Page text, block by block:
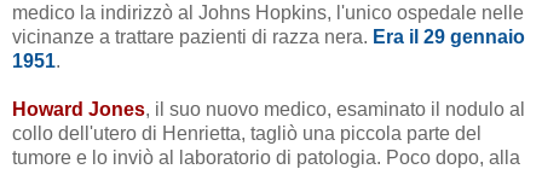
medico la indirizzò al Johns Hopkins, l'unico ospedale nelle
vicinanze a trattare pazienti di razza nera. Era il 29 gennaio
1951.
Howard Jones, il suo nuovo medico, esaminato il nodulo al
collo dell'utero di Henrietta, tagliò una piccola parte del
tumore e lo inviò al laboratorio di patologia. Poco dopo, alla